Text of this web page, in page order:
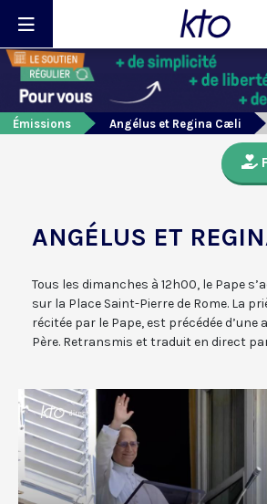
Émissions Angélus et Regina Cæli
ANGÉLUS ET
Tous les dimanches à 12h00, le Pape
sur la Place Saint-Pierre de Rome. La
récitée par le Pape, est précédée
Père. Retransmis et traduit en direct par